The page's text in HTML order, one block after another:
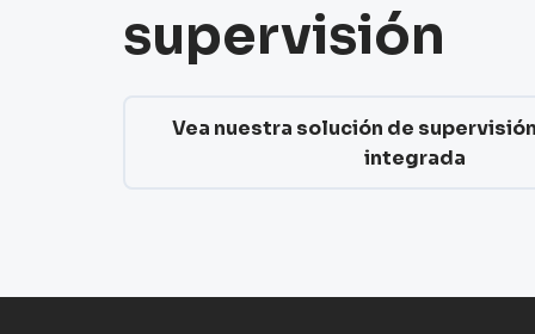
supervisión
Vea nuestra solución de
integrada